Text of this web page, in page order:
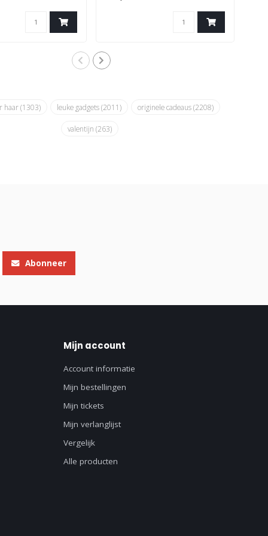
haar(1303) leuke gadgets(2011) originele cadeaus(2208)
valentijn (263)
Abonneer
Mijn account
Account informatie
Mijn bestellingen
Mijn tickets
Mijn verlanglijst
Vergelijk
Alle producten